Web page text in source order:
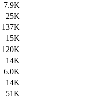
7.9K
25K
137K
15K
120K
14K
6.0K
14K
51K